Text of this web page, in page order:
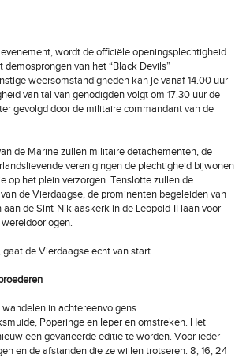
wordt de officiële openingsplechtigheid
van het “Black Devils”
weersomstandigheden kan je vanaf 14.00 uur
van tal van genodigden volgt om 17.30 uur de
gevolgd door de militaire commandant van de
de Marine zullen militaire detachementen, de
verenigingen de plechtigheid bijwonen
op het plein verzorgen. Tenslotte zullen de
de Vierdaagse, de prominenten begeleiden van
de Sint-Niklaaskerk in de Leopold-II laan voor
de Vierdaagse echt van start.
in achtereenvolgens
Poperinge en Ieper en omstreken. Het
een gevarieerde editie te worden. Voor ieder
en de afstanden die ze willen trotseren: 8, 16, 24